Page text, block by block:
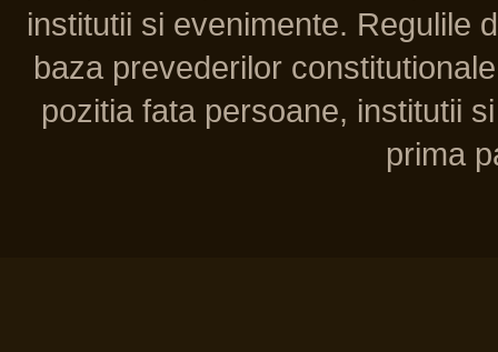
institutii si evenimente. Regulile
baza prevederilor
pozitia fata persoane, institutii
prima